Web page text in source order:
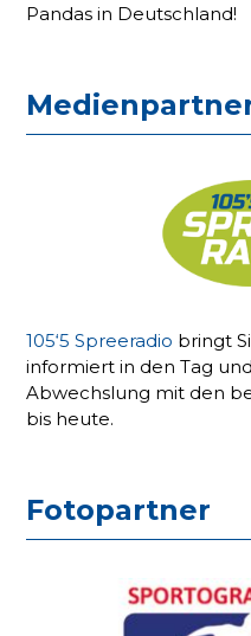
Pandas in Deutschland!
105‘5 Spreeradio bringt
informiert in den Tag
Abwechslung mit den
bis heute.
Fotopartner